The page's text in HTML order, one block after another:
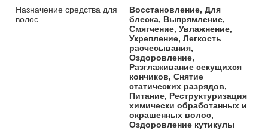
Назначение средства для
волос
Восстановление, Для
блеска, Выпрямление,
Смягчение, Увлажнение,
Укрепление, Легкость
расчесывания,
Оздоровление,
Разглаживание секущихся
кончиков, Снятие
статических разрядов,
Питание, Реструктуризация
химически обработанных и
окрашенных волос,
Оздоровление кутикулы